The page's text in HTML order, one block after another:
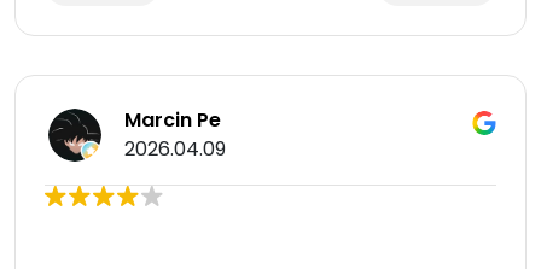
Marcin Pe
2026.04.09